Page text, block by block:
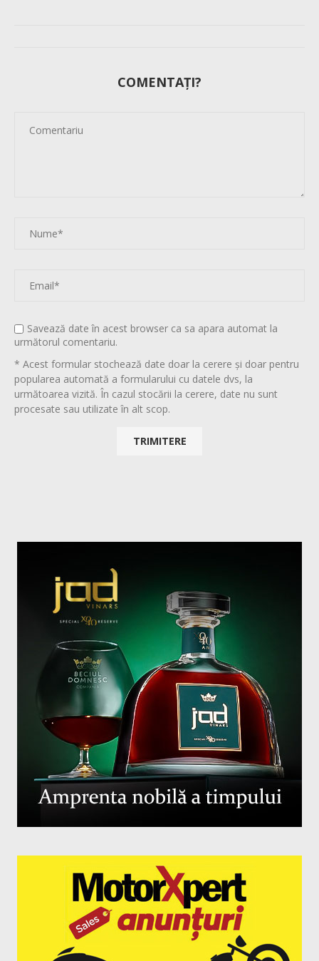
COMENTAȚI?
Savează date în acest browser ca sa apara automat la
următorul comentariu.
* Acest formular stochează date doar la cerere și doar pentru
popularea automată a formularului cu datele dvs, la
următoarea vizită. În cazul stocării la cerere, date nu sunt
procesate sau utilizate în alt scop.